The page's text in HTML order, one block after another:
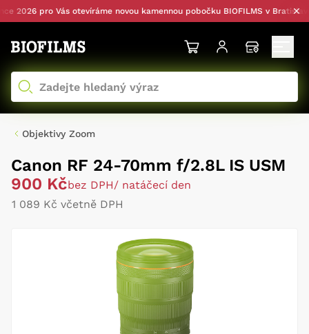
2026 pro Vás otevíráme novou kamennou pobočku BIOFILMS v
Objektivy Zoom
Canon RF 24-70mm f/2.8L IS USM
900 Kčbez DPH/ natáčecí den
1 089 Kč včetně DPH